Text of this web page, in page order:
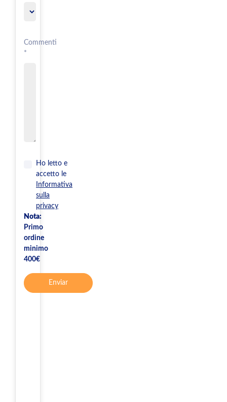
Commenti
*
Ho letto e
accetto le
Informativa
sulla
privacy
Nota:
Primo
ordine
minimo
400€
Enviar